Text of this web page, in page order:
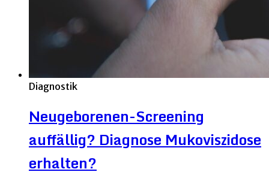
Diagnostik
Neugeborenen-Screening
auffällig? Diagnose Mukoviszidose
erhalten?